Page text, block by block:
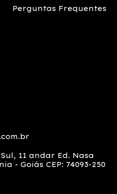
Perguntas Frequentes
11 andar Ed. Nasa
- Goiás CEP: 74093-250